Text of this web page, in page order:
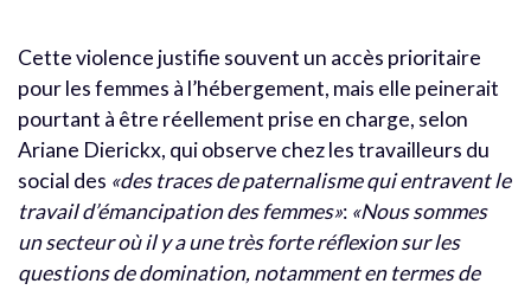
Cette violence justifie souvent un accès prioritaire
pour les femmes à l’hébergement, mais elle peinerait
pourtant à être réellement prise en charge, selon
Ariane Dierickx, qui observe chez les travailleurs du
social des «des traces de paternalisme qui entravent le
travail d’émancipation des femmes»: «Nous sommes
un secteur où il y a une très forte réflexion sur les
questions de domination, notamment en termes de